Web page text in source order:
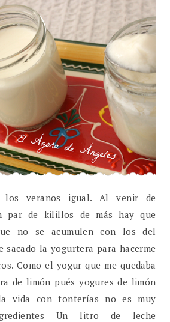
los veranos igual. Al venir de
par de kilillos de más hay que
no se acumulen con los del
sacado la yogurtera para hacerme
Como el yogur que me quedaba
de limón pués yogures de limón
vida con tonterías no es muy
Un litro de leche